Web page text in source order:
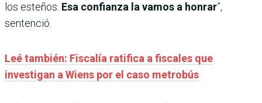
los esteños. Esa confianza la vamos a honrar”,
sentenció.
Leé también: Fiscalía ratifica a fiscales que
investigan a Wiens por el caso metrobús